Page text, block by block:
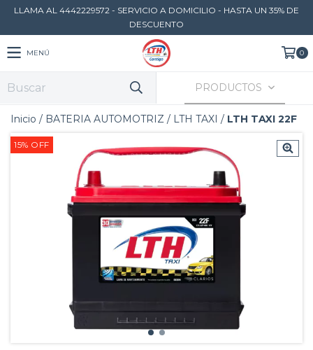
LLAMA AL 4442229572 - SERVICIO A DOMICILIO - HASTA UN 35% DE
DESCUENTO
MENÚ 0
PRODUCTOS
Inicio / BATERIA AUTOMOTRIZ / LTH TAXI / LTH TAXI 22F
15% OFF